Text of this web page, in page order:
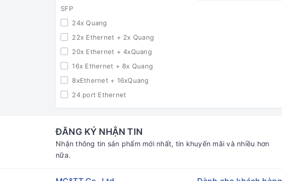
SFP
24x Quang
22x Ethernet + 2x Quang
20x Ethernet + 4xQuang
16x Ethernet + 8x Quang
8xEthernet + 16xQuang
24 port Ethernet
4x10Gb SFP+ + 8xGb PoE
ĐĂNG KÝ NHẬN TIN
Nhận thông tin sản phẩm mới nhất, tin khuyến mãi và nhiều hơn
nữa.